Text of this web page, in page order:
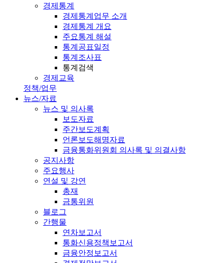
경제통계
경제통계업무 소개
경제통계 개요
주요통계 해설
통계공표일정
통계조사표
통계검색
경제교육
정책/업무
뉴스/자료
뉴스 및 의사록
보도자료
주간보도계획
언론보도해명자료
금융통화위원회 의사록 및 의결사항
공지사항
주요행사
연설 및 강연
총재
금통위원
블로그
간행물
연차보고서
통화신용정책보고서
금융안정보고서